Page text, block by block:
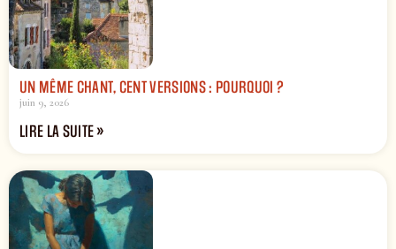
UN MÊME CHANT, CENT VERSIONS : POURQUOI ?
juin 9, 2026
LIRE LA SUITE »